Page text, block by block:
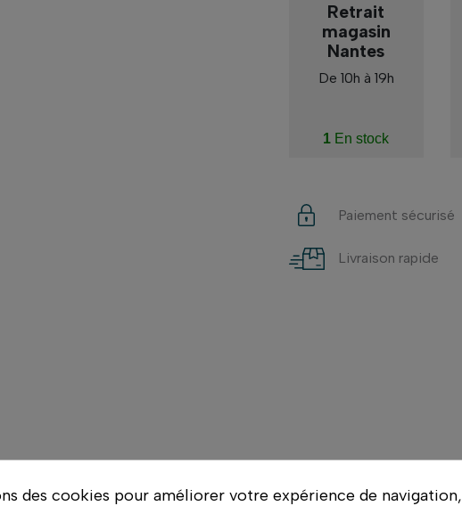
Retrait
magasin
Nantes
De 10h à 19h
1 En stock
Paiement sécurisé
Livraison rapide
des cookies pour améliorer votre expérience de navigation,